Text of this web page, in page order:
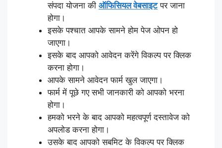
संपदा योजना की ऑफिसियल वेबसाइटपर जाना
होगा।
इसके पश्चात आपके सामने होम पेज ओपन हो
जाएगा।
इसके बाद आपको आवेदन करेंगे विकल्प पर क्लिक
करना होगा।
आपके सामने आवेदन फार्म खुल जाएगा।
फार्म में पूछे गए सभी जानकारी को आपको भरना
होगा।
हमको भरने के बाद आपको महत्वपूर्ण दस्तावेज को
अपलोड करना होगा।
उसके बाद आपको सबमिट के विकल्प पर क्लिक